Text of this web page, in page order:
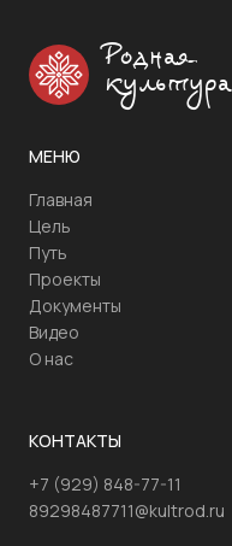
Родная
культура
МЕНЮ
Главная
Цель
Путь
Проекты
Документы
Видео
О нас
КОНТАКТЫ
+7 (929) 848-77-11
89298487711@kultrod.ru